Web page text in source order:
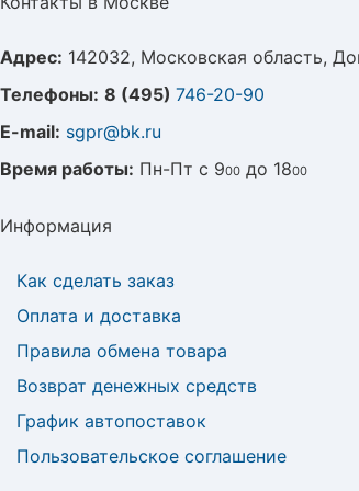
Адрес: 142032, Московская область,
Телефоны: 8 (495) 746-20-90
E-mail: sgpr@bk.ru
Время работы: Пн-Пт с 900 до 1800
Информация
Как сделать заказ
Оплата и доставка
Правила обмена товара
Возврат денежных средств
График автопоставок
Пользовательское соглашение